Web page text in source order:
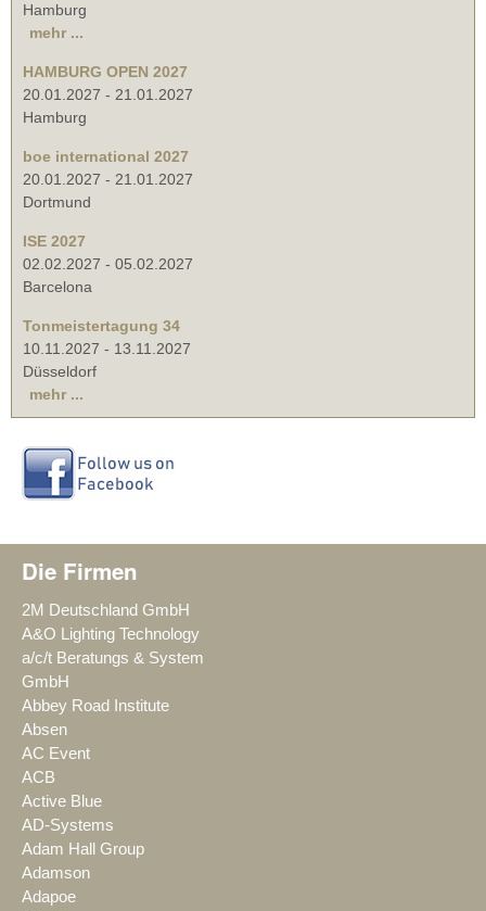
Hamburg
mehr ...
HAMBURG OPEN 2027
20.01.2027 - 21.01.2027
Hamburg
boe international 2027
20.01.2027 - 21.01.2027
Dortmund
ISE 2027
02.02.2027 - 05.02.2027
Barcelona
Tonmeistertagung 34
10.11.2027 - 13.11.2027
Düsseldorf
mehr ...
Die Firmen
2M Deutschland GmbH
A&O Lighting Technology
a/c/t Beratungs & System
GmbH
Abbey Road Institute
Absen
AC Event
ACB
Active Blue
AD-Systems
Adam Hall Group
Adamson
Adapoe